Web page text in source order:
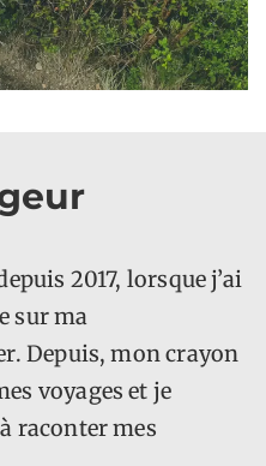
2017, lorsque j’ai
sur ma
Depuis, mon crayon
voyages et je
raconter mes